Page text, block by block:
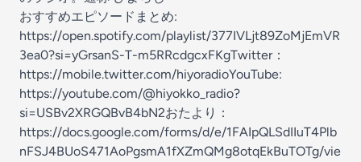
おすすめエピソードまとめ:
https://open.spotify.com/playlist/377IVLjt89ZoMjEmVR
3ea0?si=yGrsanS-T-m5RRcdgcxFKgTwitter：
https://mobile.twitter.com/hiyoradioYouTube:
https://youtube.com/@hiyokko_radio?
si=USBv2XRGQBvB4bN2おたより：
https://docs.google.com/forms/d/e/1FAIpQLSdIIuT4Plb
nFSJ4BUoS471AoPgsmA1fXZmQMg8otqEkBuTOTg/vie